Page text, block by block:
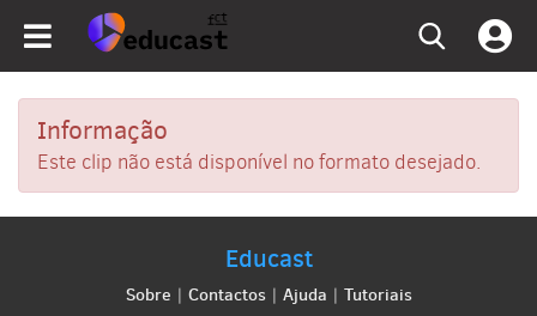
Informação
Este clip não está disponível no formato desejado.
Educast
Sobre | Contactos| Ajuda | Tutoriais